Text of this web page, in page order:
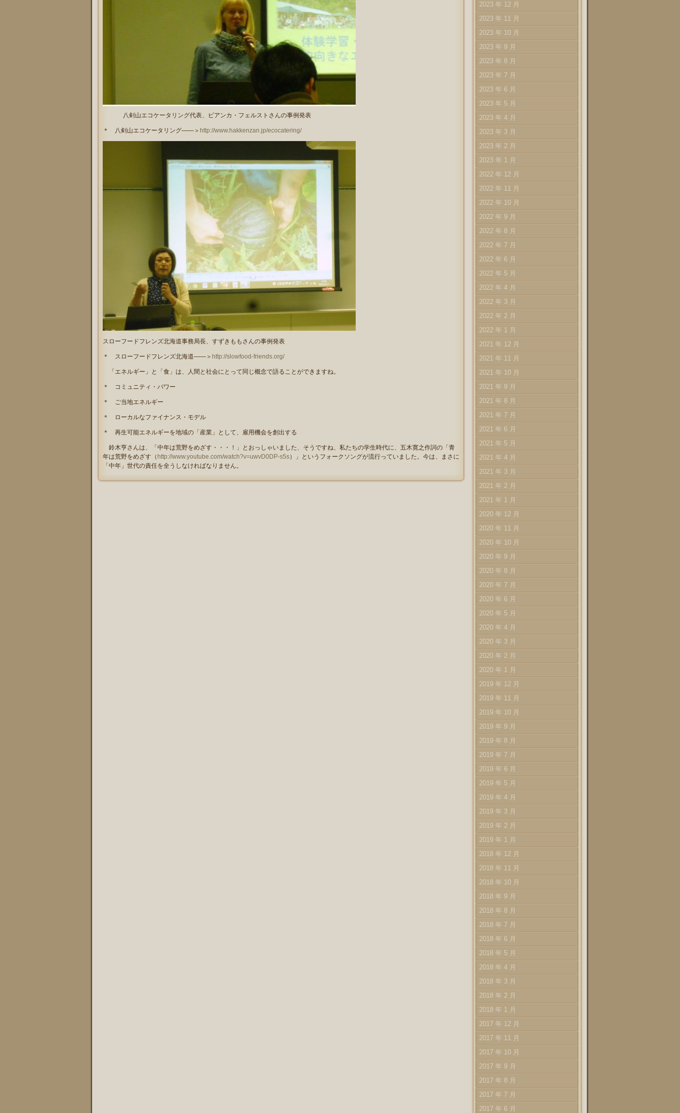
八剣山エコケータリング代表、ビアンカ・フェルストさんの事例発表
＊ 八剣山エコケータリング――＞ http://www.hakkenzan.jp/ecocatering/
スローフードフレンズ北海道事務局長、すずきももさんの事例発表
＊ スローフードフレンズ北海道――＞ http://slowfood-friends.org/
「エネルギー」と「食」は、人間と社会にとって同じ概念で語ることができますね。
＊ コミュニティ・パワー
＊ ご当地エネルギー
＊ ローカルなファイナンス・モデル
＊ 再生可能エネルギーを地域の「産業」として、雇用機会を創出する
鈴木亨さんは、「中年は荒野をめざす・・・！」とおっしゃいました、そうですね、私たちの学生時代に、五木寛之作詞の「青
年は荒野をめざす（ http://www.youtube.com/watch?v=uwvD0DP-s5s）」というフォークソングが流行っていました。今は、まさに
「中年」世代の責任を全うしなければなりません。
2023 年 12 月
2023 年 11 月
2023 年 10 月
2023 年 9 月
2023 年 8 月
2023 年 7 月
2023 年 6 月
2023 年 5 月
2023 年 4 月
2023 年 3 月
2023 年 2 月
2023 年 1 月
2022 年 12 月
2022 年 11 月
2022 年 10 月
2022 年 9 月
2022 年 8 月
2022 年 7 月
2022 年 6 月
2022 年 5 月
2022 年 4 月
2022 年 3 月
2022 年 2 月
2022 年 1 月
2021 年 12 月
2021 年 11 月
2021 年 10 月
2021 年 9 月
2021 年 8 月
2021 年 7 月
2021 年 6 月
2021 年 5 月
2021 年 4 月
2021 年 3 月
2021 年 2 月
2021 年 1 月
2020 年 12 月
2020 年 11 月
2020 年 10 月
2020 年 9 月
2020 年 8 月
2020 年 7 月
2020 年 6 月
2020 年 5 月
2020 年 4 月
2020 年 3 月
2020 年 2 月
2020 年 1 月
2019 年 12 月
2019 年 11 月
2019 年 10 月
2019 年 9 月
2019 年 8 月
2019 年 7 月
2019 年 6 月
2019 年 5 月
2019 年 4 月
2019 年 3 月
2019 年 2 月
2019 年 1 月
2018 年 12 月
2018 年 11 月
2018 年 10 月
2018 年 9 月
2018 年 8 月
2018 年 7 月
2018 年 6 月
2018 年 5 月
2018 年 4 月
2018 年 3 月
2018 年 2 月
2018 年 1 月
2017 年 12 月
2017 年 11 月
2017 年 10 月
2017 年 9 月
2017 年 8 月
2017 年 7 月
2017 年 6 月